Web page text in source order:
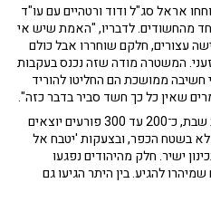
אראל סג"ל ודוד ורטהיים עם עו"ד
מהחשודים. לדבריו, "האמת שיש אי
עצורים, חלקם שוחררו אבל כולם
המשטרה מודה שזה נכנס בעקבות
ממושכת הם החליטו להוריד
שאין כל כך חשד סביר בדבר כזה".
עוד הרחיב רום: "הסיפור מתחיל בערב שבת, כ־200 עד 300 פורעים יוצאים
לא בשטח הכפר, ובצעקות 'יטבח אל
ישיר. חלק מהיהודים נפגעו
להגיע. בין היתר הגיעו גם